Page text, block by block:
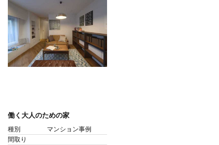
働く大人のための家
種別
マンション事例
間取り